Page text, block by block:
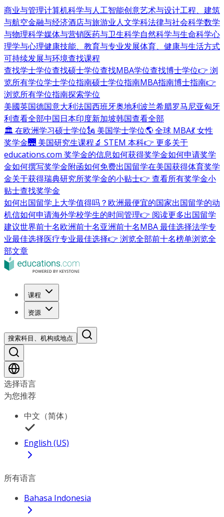
商业与管理计算机科学与人工智能创意艺术与设计工程、建筑
与航空金融与经济酒店与旅游业人文学科法律与社会科学数学
与物理科学媒体与营销医药与卫生科学自然科学与生命科学心
理学与心理健康技能、教育与专业发展体育、健康与生活方式
可持续发展与环境查找课程
查找学士学位查找硕士学位查找MBA学位查找博士学位👉 浏
览所有学位学士学位指南硕士学位指南MBA指南博士指南👉
浏览所有学位指南探索学位
美國英国德国意大利法国西班牙奥地利波兰希腊罗马尼亚匈牙
利查看全部中国日本印度新加坡韩国查看全部
🏛 在欧洲学习硕士学位🗽 美国学士学位🌎 全球 MBA💃 女性
奖学金🌉 美国研究生课程🔬 STEM 本科👉 更多关于
educations.com 奖学金的信息如何获得奖学金如何申请奖学
金如何撰写奖学金附函如何免费出国留学在美国获得体育奖学
金关于获得瑞典研究所奖学金的小贴士👉 查看所有奖学金小
贴士查找奖学金
如何出国留学上大学值得吗？ 欧洲最便宜的国家出国留学的动
机信如何申请海外学校学生的时间管理👉 阅读更多出国留学
建议世界前十名欧洲前十名亚洲前十名MBA 最佳选择法学专
业最佳选择医疗专业最佳选择👉 浏览全部前十名榜单浏览全
部文章
课程
资源
搜索科目、机构或地点
选择语言
为您推荐
中文（简体）
English (US)
所有语言
Bahasa Indonesia